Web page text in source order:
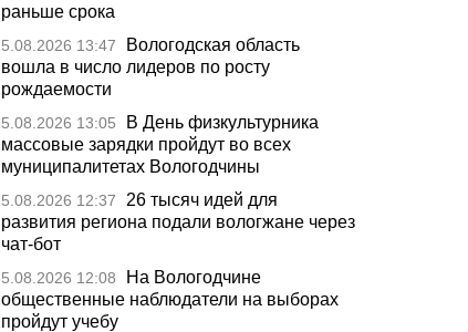
раньше срока
5.08.2026 13:47
Вологодская область
вошла в число лидеров по росту
рождаемости
5.08.2026 13:05
В День физкультурника
массовые зарядки пройдут во всех
муниципалитетах Вологодчины
5.08.2026 12:37
26 тысяч идей для
развития региона подали вологжане через
чат-бот
5.08.2026 12:08
На Вологодчине
общественные наблюдатели на выборах
пройдут учебу